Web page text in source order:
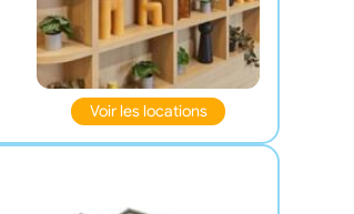
Voir les locations